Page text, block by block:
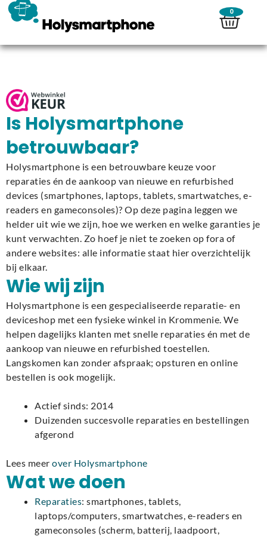
0
Is Holysmartphone
betrouwbaar?
Holysmartphone is een betrouwbare keuze voor
reparaties én de aankoop van nieuwe en refurbished
devices (smartphones, laptops, tablets, smartwatches, e-
readers en gameconsoles)? Op deze pagina leggen we
helder uit wie we zijn, hoe we werken en welke garanties je
kunt verwachten. Zo hoef je niet te zoeken op fora of
andere websites: alle informatie staat hier overzichtelijk
bij elkaar.
Wie wij zijn
Holysmartphone is een gespecialiseerde reparatie- en
deviceshop met een fysieke winkel in Krommenie. We
helpen dagelijks klanten met snelle reparaties én met de
aankoop van nieuwe en refurbished toestellen.
Langskomen kan zonder afspraak; opsturen en online
bestellen is ook mogelijk.
Actief sinds: 2014
Duizenden succesvolle reparaties en bestellingen
afgerond
Lees meer over Holysmartphone
Wat we doen
Reparaties: smartphones, tablets,
laptops/computers, smartwatches, e-readers en
gameconsoles (scherm, batterij, laadpoort,